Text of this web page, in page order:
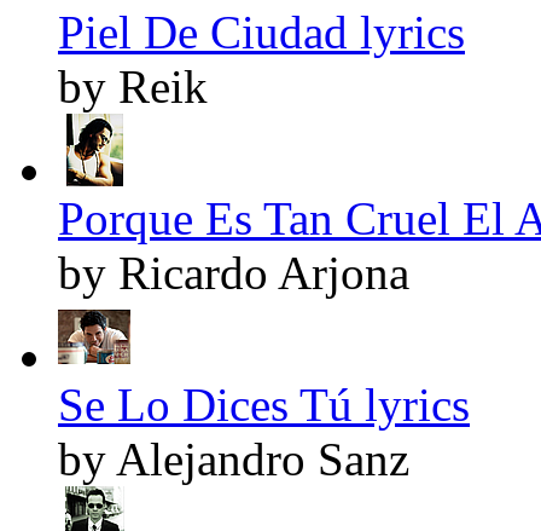
Piel De Ciudad lyrics
by Reik
Porque Es Tan Cruel El
by Ricardo Arjona
Se Lo Dices Tú lyrics
by Alejandro Sanz